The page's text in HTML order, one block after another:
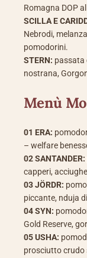
Romagna DOP
SCILLA E
Nebrodi,
pomodorini.
STERN: passata
nostrana,
Menù
01 ERA:
– welfare
02 SANTANDER:
capperi,
03 JÖRDR:
piccante, nduja
04 SYN:
Gold Reserve,
05 USHA:
prosciutto crudo